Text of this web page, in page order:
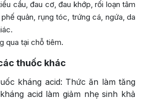
cầu, đau cơ, đau khớp, rối loạn tâm
quản, rụng tóc, trứng cá, ngứa, da
qua tại chỗ tiêm.
thuốc khác
kháng acid: Thức ăn làm tăng
acid làm giảm nhẹ sinh khả